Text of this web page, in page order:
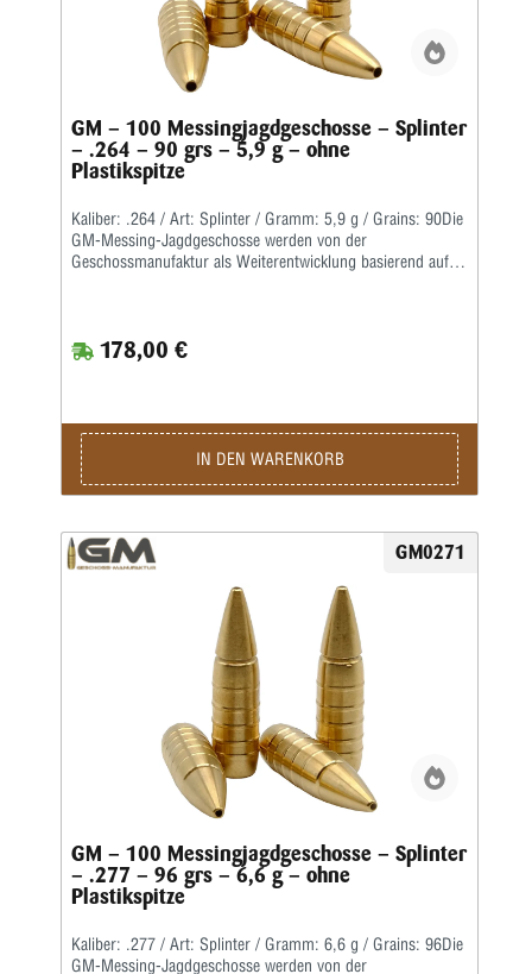
GM – 100 Messingjagdgeschosse – Splinter
– .264 – 90 grs – 5,9 g – ohne
Plastikspitze
Kaliber: .264 / Art: Splinter / Gramm: 5,9 g / Grains: 90Die
GM-Messing-Jagdgeschosse werden von der
Geschossmanufaktur als Weiterentwicklung basierend auf
im Lauf bleibt dabei durch die spezielle Messinglegierung
gering.Die Teilzerlegungs-Geschosse fragmentieren im
Wiederlader liefern wir die Geschosse als Splinter Crown in
klassischer Form mit offener Hohlspitze sowie als Splinter
Tip mit zusätzlicher Polymerspitze.
178,00 €
IN DEN WARENKORB
GM0271
GM – 100 Messingjagdgeschosse – Splinter
– .277 – 96 grs – 6,6 g – ohne
Plastikspitze
Kaliber: .277 / Art: Splinter / Gramm: 6,6 g / Grains: 96Die
GM-Messing-Jagdgeschosse werden von der